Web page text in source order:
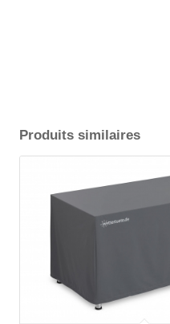
Produits similaires